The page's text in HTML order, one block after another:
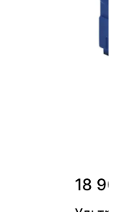
18